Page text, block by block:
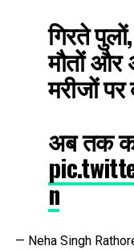
गिरते
मौतों और
मरीजों
अब तक
n
— Neha Singh